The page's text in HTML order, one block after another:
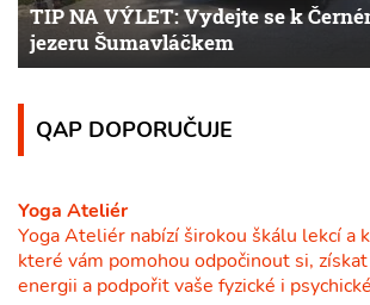
TIP NA VÝLET: Vydejte se k
jezeru Šumavláčkem
QAP DOPORUČUJE
Yoga Ateliér
Yoga Ateliér nabízí širokou škálu lekcí a
které vám pomohou odpočinout si,
energii a podpořit vaše fyzické i